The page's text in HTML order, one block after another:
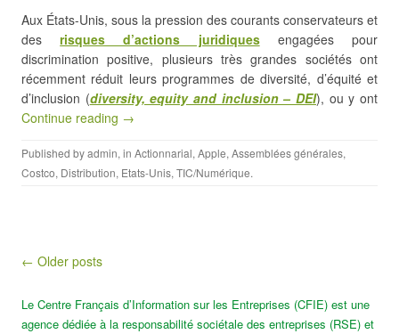
Aux États-Unis, sous la pression des courants conservateurs et
desrisques d’actions juridiquesengagées pour
discrimination positive, plusieurs très grandes sociétés ont
récemment réduit leurs programmes de diversité, d’équité et
d’inclusion (diversity, equity and inclusion – DEI), ou y ont
Continue reading →
Published byadmin, in Actionnarial, Apple, Assemblées générales,
Costco, Distribution, Etats-Unis, TIC/Numérique.
Post navigation
← Older posts
Le Centre Français d’Information sur les Entreprises (CFIE) est une
agence dédiée à la responsabilité sociétale des entreprises (RSE) et